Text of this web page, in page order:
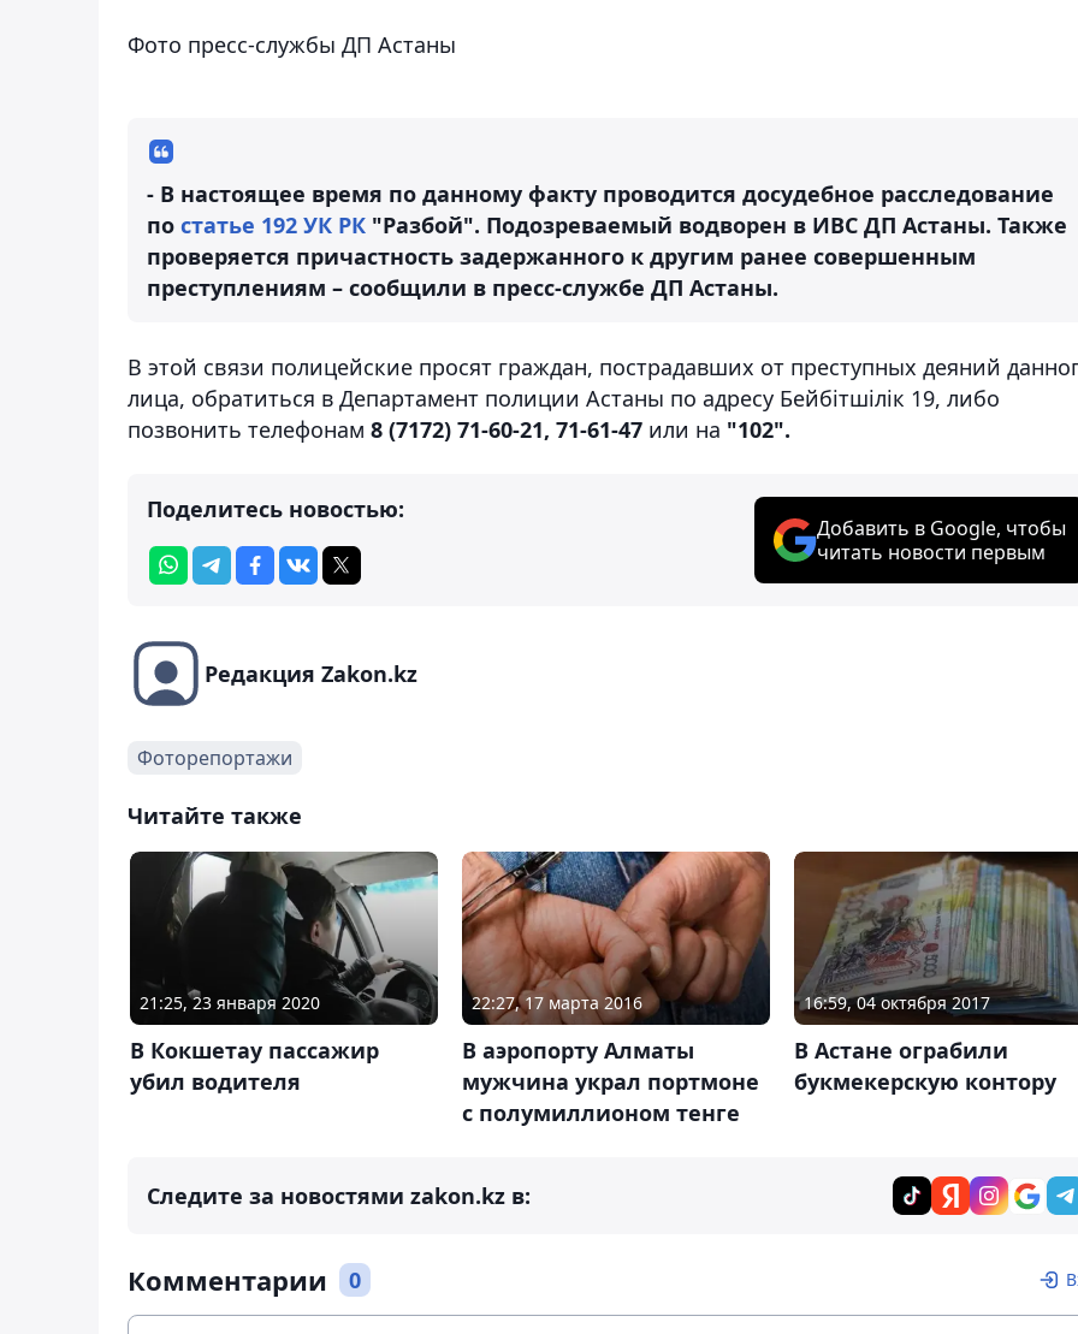
Фото пресс-службы ДП Астаны
- В настоящее время по данному факту проводится досудебное расследование
по статье 192 УК РК "Разбой". Подозреваемый водворен в ИВС ДП Астаны. Также
проверяется причастность задержанного к другим ранее совершенным
преступлениям – сообщили в пресс-службе ДП Астаны.
В этой связи полицейские просят граждан, пострадавших от преступных деяний
лица, обратиться в Департамент полиции Астаны по адресу Бейбітшілік 19, либо
позвонить телефонам 8 (7172) 71-60-21, 71-61-47 или на "102".
Поделитесь новостью:
Добавить в Google, чтобы
читать новости первым
Редакция Zakon.kz
Фоторепортажи
Читайте также
21:25, 23 января 2020
В Кокшетау пассажир
убил водителя
22:27, 17 марта 2016
В аэропорту Алматы
мужчина украл портмоне
с полумиллионом тенге
16:59, 04 октября 2017
В Астане ограбили
букмекерскую контору
Следите за новостями zakon.kz в:
Комментарии 0